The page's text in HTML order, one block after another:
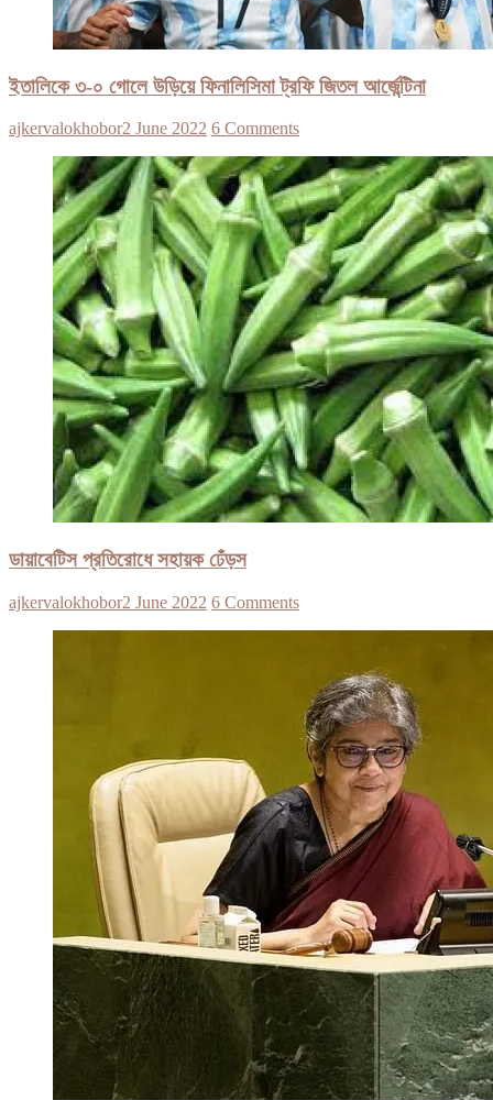
ইতালিকে ৩-০ গোলে উড়িয়ে ফিনালিসিমা ট্রফি জিতল আর্জেন্টিনা
ajkervalokhobor2 June 2022 6 Comments
ডায়াবেটিস প্রতিরোধে সহায়ক ঢেঁড়স
ajkervalokhobor2 June 2022 6 Comments